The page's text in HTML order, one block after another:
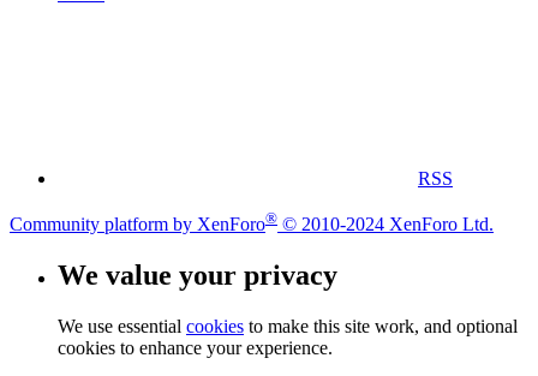
RSS
Community platform by XenForo® © 2010-2024 XenForo Ltd.
We value your privacy
We use essential cookies to make this site work, and optional
cookies to enhance your experience.